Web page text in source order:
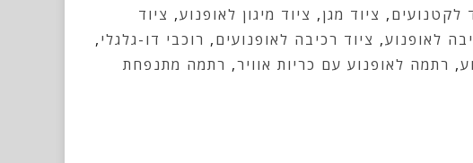
לקטנועים, ציוד מגן, ציוד מיגון לאופנוע, ציוד
לאופנוע, ציוד רכיבה לאופנועים, רוכבי דו-גלגלי,
, רתמה לאופנוע עם כריות אוויר, רתמה מתנפחת